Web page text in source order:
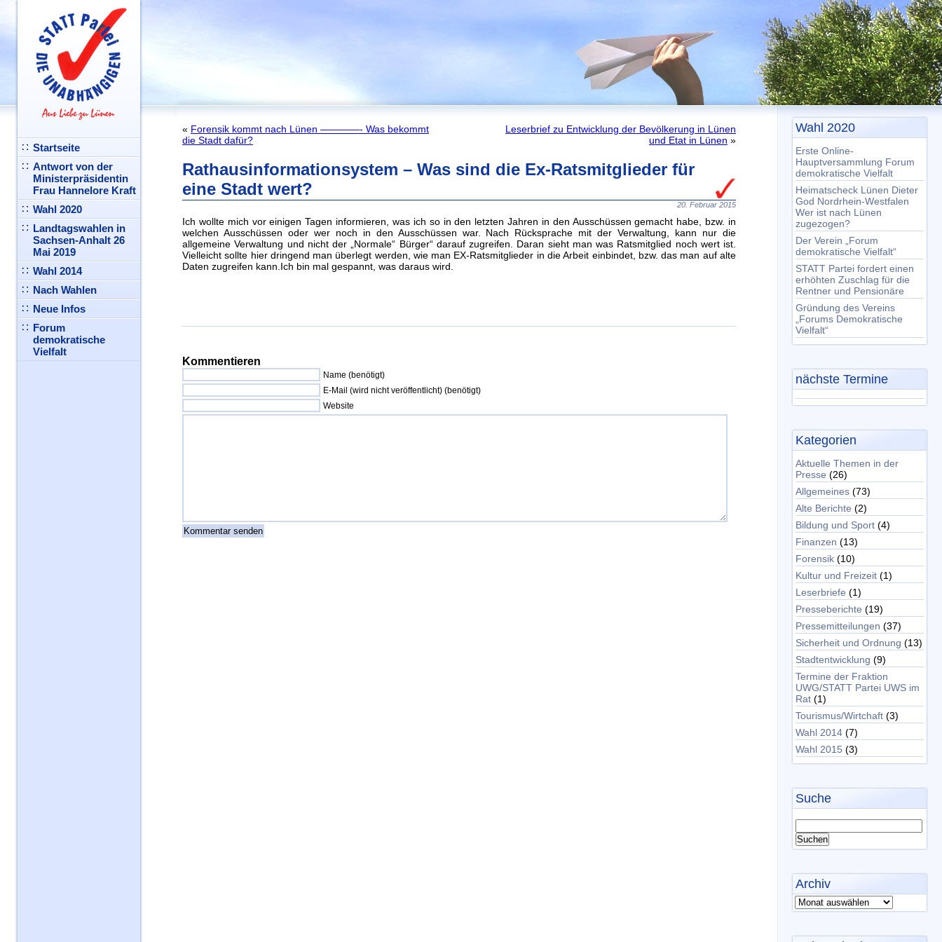
Startseite
Antwort von der
Ministerpräsidentin
Frau Hannelore Kraft
Wahl 2020
Landtagswahlen in
Sachsen-Anhalt 26
Mai 2019
Wahl 2014
Nach Wahlen
Neue Infos
Forum
demokratische
Vielfalt
Wahl 2020
Erste Online-
Hauptversammlung Forum
demokratische Vielfalt
Heimatscheck Lünen Dieter
God Nordrhein-Westfalen
Wer ist nach Lünen
zugezogen?
Der Verein „Forum
demokratische Vielfalt“
STATT Partei fordert einen
erhöhten Zuschlag für die
Rentner und Pensionäre
Gründung des Vereins
„Forums Demokratische
Vielfalt“
nächste Termine
Kategorien
Aktuelle Themen in der
Presse (26)
Allgemeines (73)
Alte Berichte (2)
Bildung und Sport (4)
Finanzen (13)
Forensik (10)
Kultur und Freizeit (1)
Leserbriefe (1)
Presseberichte (19)
Pressemitteilungen (37)
Sicherheit und Ordnung (13)
Stadtentwicklung (9)
Termine der Fraktion
UWG/STATT Partei UWS im
Rat (1)
Tourismus/Wirtchaft (3)
Wahl 2014 (7)
Wahl 2015 (3)
Suche
Archiv
Archiv
« Forensik kommt nach Lünen ————- Was bekommt
die Stadt dafür?
Leserbrief zu Entwicklung der Bevölkerung in Lünen
und Etat in Lünen »
Rathausinformationsystem – Was sind die Ex-Ratsmitglieder für
eine Stadt wert?
20. Februar 2015
Ich wollte mich vor einigen Tagen informieren, was ich so in den letzten Jahren in den Ausschüssen gemacht habe, bzw. in
welchen Ausschüssen oder wer noch in den Ausschüssen war. Nach Rücksprache mit der Verwaltung, kann nur die
allgemeine Verwaltung und nicht der „Normale“ Bürger“ darauf zugreifen. Daran sieht man was Ratsmitglied noch wert ist.
Vielleicht sollte hier dringend man überlegt werden, wie man EX-Ratsmitglieder in die Arbeit einbindet, bzw. das man auf alte
Daten zugreifen kann.Ich bin mal gespannt, was daraus wird.
Kommentieren
Name (benötigt)
E-Mail (wird nicht veröffentlicht) (benötigt)
Website